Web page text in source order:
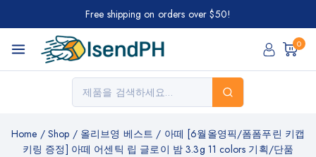
Free shipping on orders over $50!
0
Home / Shop / 올리브영 베스트 / 아떼 [6월올영픽/폼폼푸린 키캡
키링 증정] 아떼 어센틱 립 글로이 밤 3.3g 11 colors 기획/단품